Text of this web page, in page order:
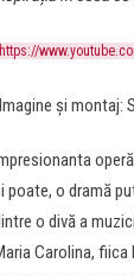
https://
și montaj:
poate, o dramă
o divă a
Carolina, fiica